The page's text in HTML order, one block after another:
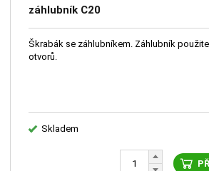
záhlubník C20
Škrabák se záhlubníkem. Záhlubník
otvorů.
Skladem